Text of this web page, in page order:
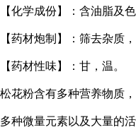
【化学成份】：含油脂及色
【药材炮制】：筛去杂质
【药材性味】：甘，温。
松花粉含有多种营养物质
多种微量元素以及大量的